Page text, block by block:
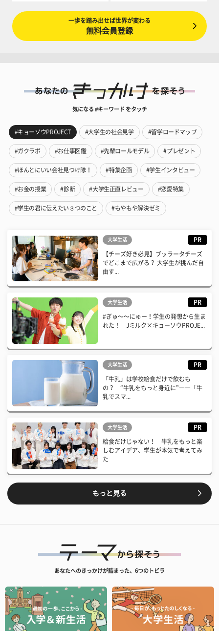
一歩を踏み出せば世界が変わる
無料会員登録
気になる #キーワード をタッチ
#キョーソウPROJECT #大学生の社会見学 #留学ロードマップ
#ガクラボ #お仕事図鑑 #先輩ロールモデル #プレゼント
#ほんとにいい会社見つけ隊！ #特集企画 #学生インタビュー
#お金の授業 #診断 #大学生正直レビュー #恋愛特集
#学生の君に伝えたい３つのこと #もやもや解決ゼミ
大学生活 PR
【チーズ好き必見】ブッラータチーズ
でどこまで広がる？ 大学生が挑んだ自
由す...
大学生活 PR
#ぎゅ〜〜にゅー！学生の発想から生ま
れた！ Jミルク×キョーソウPROJE...
大学生活 PR
「牛乳」は学校給食だけで飲むも
の？ “牛乳をもっと身近に”――「牛
乳でスマ...
大学生活 PR
給食だけじゃない！ 牛乳をもっと楽
しむアイデア、学生が本気で考えてみ
た
もっと見る
あなたへのきっかけが詰まった、6つのトビラ